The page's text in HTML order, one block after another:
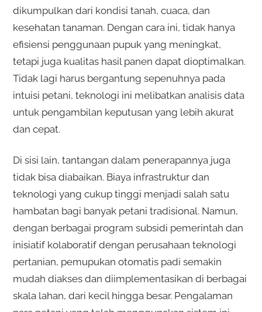
dikumpulkan dari kondisi tanah, cuaca, dan
kesehatan tanaman. Dengan cara ini, tidak hanya
efisiensi penggunaan pupuk yang meningkat,
tetapi juga kualitas hasil panen dapat dioptimalkan.
Tidak lagi harus bergantung sepenuhnya pada
intuisi petani, teknologi ini melibatkan analisis data
untuk pengambilan keputusan yang lebih akurat
dan cepat.
Di sisi lain, tantangan dalam penerapannya juga
tidak bisa diabaikan. Biaya infrastruktur dan
teknologi yang cukup tinggi menjadi salah satu
hambatan bagi banyak petani tradisional. Namun,
dengan berbagai program subsidi pemerintah dan
inisiatif kolaboratif dengan perusahaan teknologi
pertanian, pemupukan otomatis padi semakin
mudah diakses dan diimplementasikan di berbagai
skala lahan, dari kecil hingga besar. Pengalaman